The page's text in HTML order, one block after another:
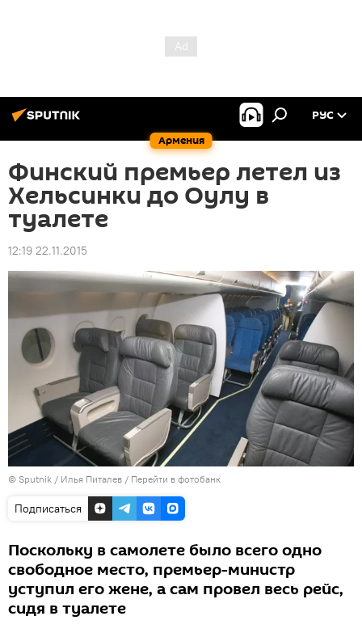
Армения
РУС
Финский премьер летел из
Хельсинки до Оулу в
туалете
12:19 22.11.2015
© Sputnik / Илья Питалев / Перейти в фотобанк
Подписаться
Поскольку в самолете было всего одно
свободное место, премьер-министр
уступил его жене, а сам провел весь рейс,
сидя в туалете